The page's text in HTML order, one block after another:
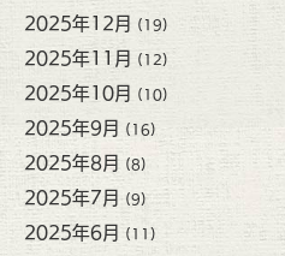
2025年12月 (19)
2025年11月 (12)
2025年10月 (10)
2025年9月 (16)
2025年8月 (8)
2025年7月 (9)
2025年6月 (11)